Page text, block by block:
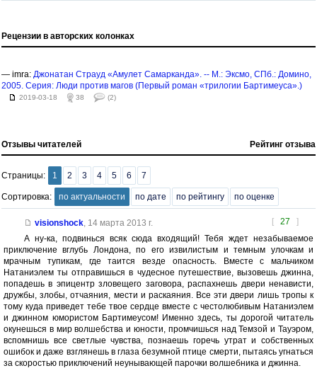
Рецензии в авторских колонках
— imra: Джонатан Страуд «Амулет Самарканда». -- М.: Эксмо, СПб.: Домино,
2005. Серия: Люди против магов (Первый роман «трилогии Бартимеуса».)
2019-03-18 38 (2)
Отзывы читателей Рейтинг отзыва
Страницы: 1 2 3 4 5 6 7
Сортировка: по актуальности по дате по рейтингу по оценке
[ 27 ]
visionshock, 14 марта 2013 г.
А ну-ка, подвинься всяк сюда входящий! Тебя ждет незабываемое
приключение вглубь Лондона, по его извилистым и темным улочкам и
мрачным тупикам, где таится везде опасность. Вместе с мальчиком
Натаниэлем ты отправишься в чудесное путешествие, вызовешь джинна,
попадешь в эпицентр зловещего заговора, распахнешь двери ненависти,
дружбы, злобы, отчаяния, мести и раскаяния. Все эти двери лишь тропы к
тому куда приведет тебе твое сердце вместе с честолюбивым Натаниэлем
и джинном юмористом Бартимеусом! Именно здесь, ты дорогой читатель
окунешься в мир волшебства и юности, промчишься над Темзой и Тауэром,
вспомнишь все светлые чувства, познаешь горечь утрат и собственных
ошибок и даже взглянешь в глаза безумной птице смерти, пытаясь угнаться
за скоростью приключений неунывающей парочки волшебника и джинна.